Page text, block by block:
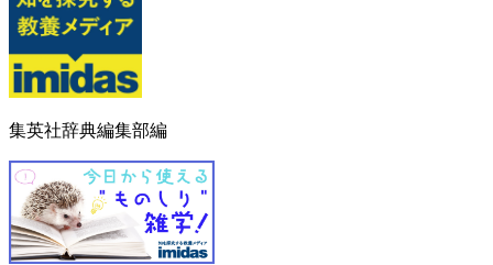
集英社辞典編集部編